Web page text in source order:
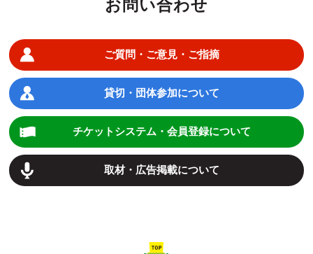
お問い合わせ
ご質問・ご意見・ご指摘
貸切・団体参加について
チケットシステム・会員登録について
取材・広告掲載について